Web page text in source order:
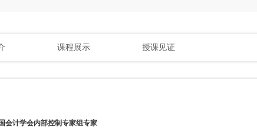
课程展示 授课见证
会计学会内部控制专家组专家